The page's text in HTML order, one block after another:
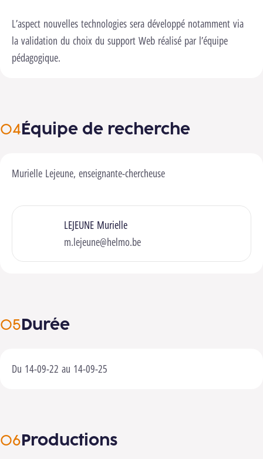
L’aspect nouvelles technologies sera développé notamment via
la validation du choix du support Web réalisé par l’équipe
pédagogique.
Équipe de recherche
Murielle Lejeune, enseignante-chercheuse
LEJEUNE Murielle
m.lejeune@helmo.be
Durée
Du 14-09-22 au 14-09-25
Productions